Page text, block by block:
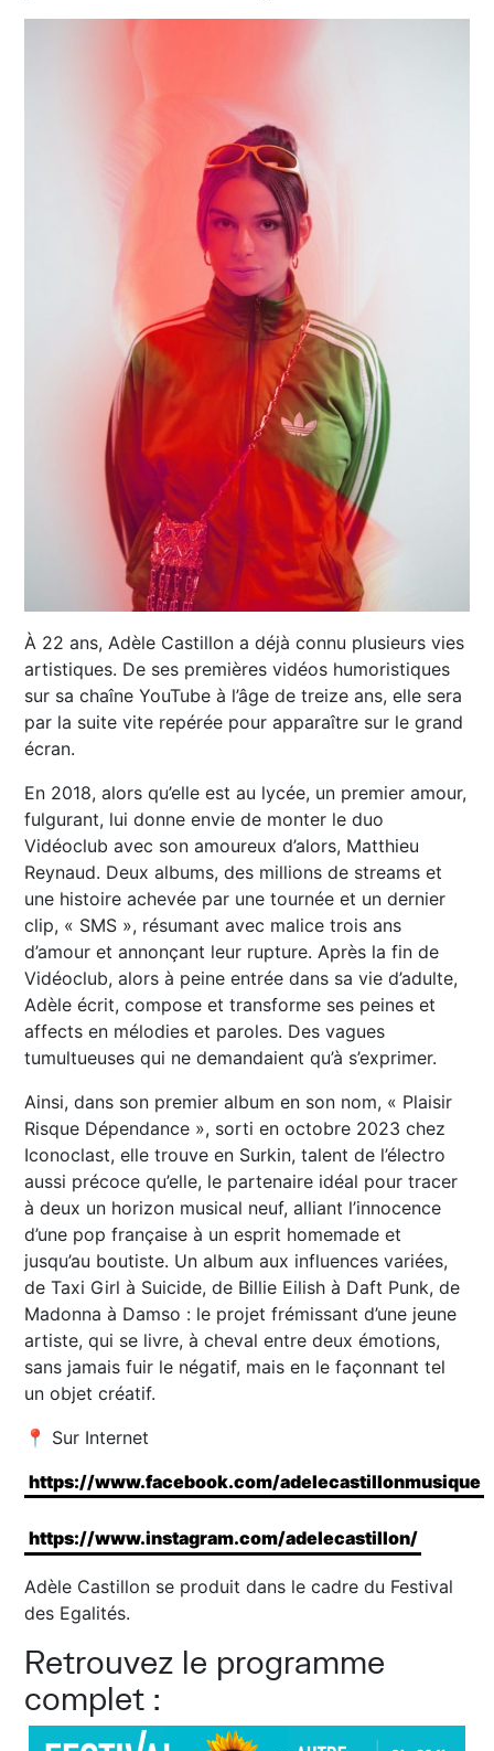
À 22 ans, Adèle Castillon a déjà connu plusieurs vies
artistiques. De ses premières vidéos humoristiques
sur sa chaîne YouTube à l’âge de treize ans, elle sera
par la suite vite repérée pour apparaître sur le grand
écran.
En 2018, alors qu’elle est au lycée, un premier amour,
fulgurant, lui donne envie de monter le duo
Vidéoclub avec son amoureux d’alors, Matthieu
Reynaud. Deux albums, des millions de streams et
une histoire achevée par une tournée et un dernier
clip, « SMS », résumant avec malice trois ans
d’amour et annonçant leur rupture. Après la fin de
Vidéoclub, alors à peine entrée dans sa vie d’adulte,
Adèle écrit, compose et transforme ses peines et
affects en mélodies et paroles. Des vagues
tumultueuses qui ne demandaient qu’à s’exprimer.
Ainsi, dans son premier album en son nom, « Plaisir
Risque Dépendance », sorti en octobre 2023 chez
Iconoclast, elle trouve en Surkin, talent de l’électro
aussi précoce qu’elle, le partenaire idéal pour tracer
à deux un horizon musical neuf, alliant l’innocence
d’une pop française à un esprit homemade et
jusqu’au boutiste. Un album aux influences variées,
de Taxi Girl à Suicide, de Billie Eilish à Daft Punk, de
Madonna à Damso : le projet frémissant d’une jeune
artiste, qui se livre, à cheval entre deux émotions,
sans jamais fuir le négatif, mais en le façonnant tel
un objet créatif.
📍 Sur Internet
https://www.facebook.com/adelecastillonmusique
https://www.instagram.com/adelecastillon/
Adèle Castillon se produit dans le cadre du Festival
des Egalités.
Retrouvez le programme
complet :